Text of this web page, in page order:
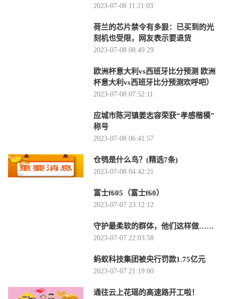
2023-07-08 11:21:03
荷兰的芯片禁令有多狠：已买到的光
刻机也受限，网友表示要退货
2023-07-08 08:49:29
欧洲杯意大利vs西班牙比分预测 欧洲
杯意大利vs西班牙比分预测欢呼吧）
2023-07-08 07:52:11
应城市陈河镇姜志容荣获“孝感楷模”
称号
2023-07-08 06:41:57
仓鸮是什么鸟？(精选7条)
2023-07-08 04:42:21
富士f605（富士f60）
2023-07-07 23:12:12
守护最柔软的群体，他们这样做……
2023-07-07 22:03:58
蚂蚁科技集团被央行罚款1.75亿元
2023-07-07 21:19:00
通往云上花瑶的高速路开工啦！